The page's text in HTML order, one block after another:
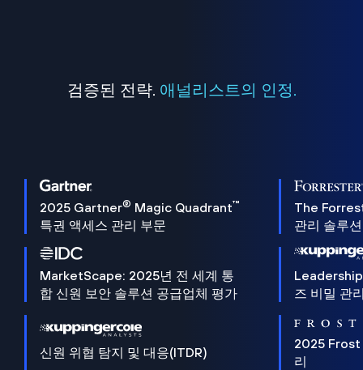
검증된 전략. 애널리스트의 인정.
2025 Gartner® Magic Quadrant™
특권 액세스 관리 부문
The
관리 솔루
MarketScape: 2025년 전 세계 통
합 신원 보안 솔루션 공급업체 평가
즈 비밀 관
신원 위협 탐지 및 대응(ITDR)
2025 Frost
리